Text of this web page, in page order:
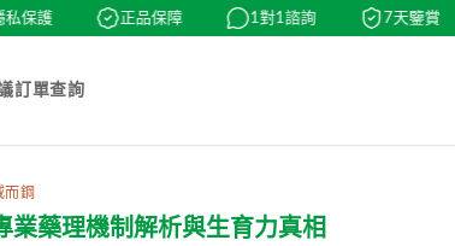
護 正品保障 1對1諮詢 7天鑒賞
訂單查詢
而鋼
業藥理機制解析與生育力真相